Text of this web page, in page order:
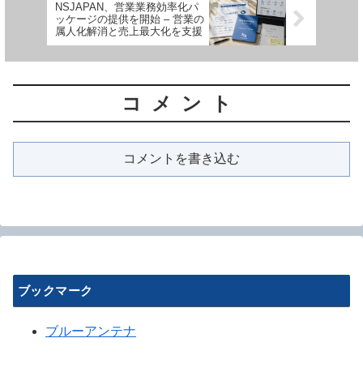
NSJAPAN、営業業務効率化パ
ッケージの提供を開始 – 営業の
属人化解消と売上最大化を支援
コメント
コメントを書き込む
ブックマーク
ブルーアンテナ